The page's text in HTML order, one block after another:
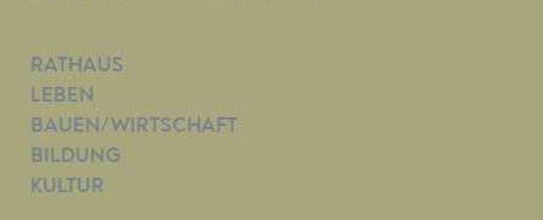
RATHAUS
LEBEN
BAUEN/WIRTSCHAFT
BILDUNG
KULTUR